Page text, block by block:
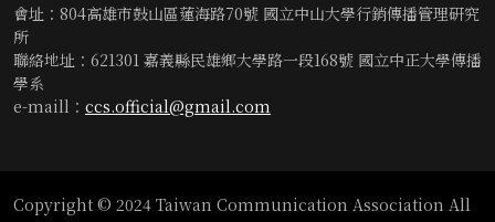
會址：804高雄市鼓山區蓮海路70號 國立中山大學行銷傳播管理研究
所
聯絡地址：621301 嘉義縣民雄鄉大學路一段168號 國立中正大學傳播
學系
e-maill： ccs.official@gmail.com
Copyright © 2024 Taiwan Communication Association All